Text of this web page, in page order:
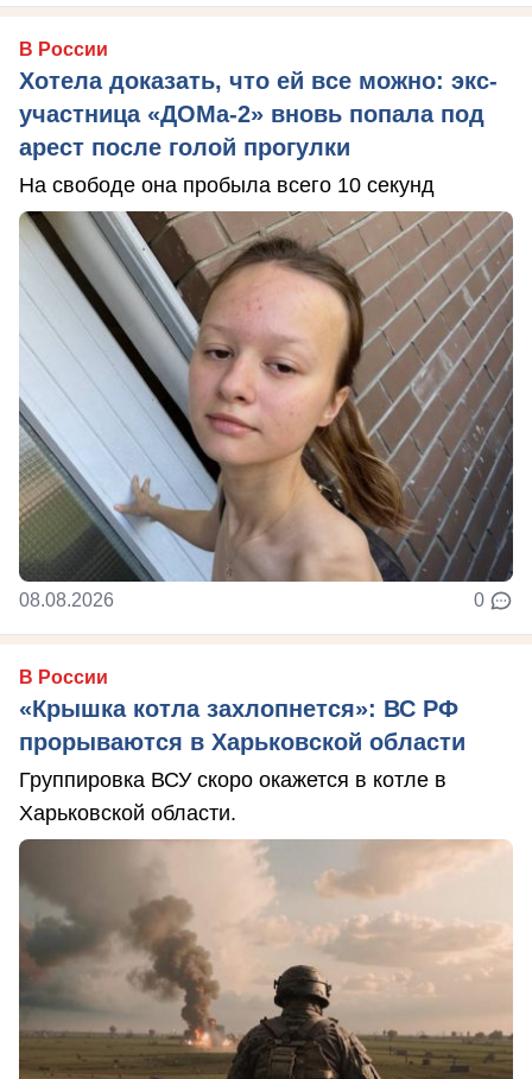
В России
Хотела доказать, что ей все можно: экс-
участница «ДОМа-2» вновь попала под
арест после голой прогулки
На свободе она пробыла всего 10 секунд
08.08.2026 0
В России
«Крышка котла захлопнется»: ВС РФ
прорываются в Харьковской области
Группировка ВСУ скоро окажется в котле в
Харьковской области.